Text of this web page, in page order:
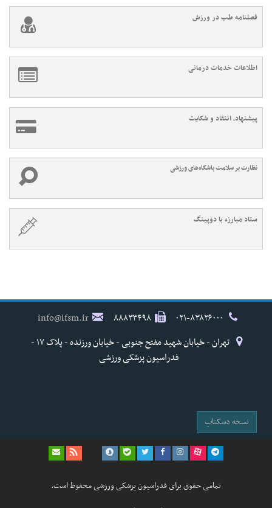
فصلنامه طب در ورزش
اطلاعات خدمات درمانی
پیشنهاد، انتقاد و شکایت
نظارت بر سلامت باشگاه‌های ورزشی
ستاد مبارزه با دوپینگ
۸۸۸۳۳۴۹۸
info@ifsm.ir
تهران - خیابان شهید مفتح جنوبی - خیابان ورزنده - پلاک ۱۷ -
فدراسیون پزشکی ورزشی
نسخه دسکتاپ
تمامی حقوق برای فدراسیون پزشکی ورزشی محفوظ است.